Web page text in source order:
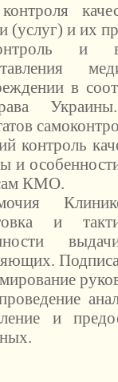
(услуг) и их
и
в
контроль
и
КМО.
и
и